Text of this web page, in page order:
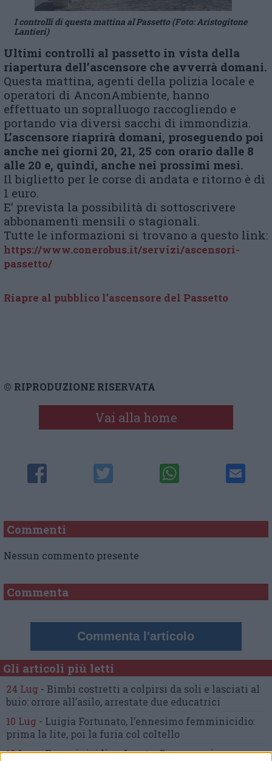
I controlli di questa mattina al Passetto (Foto: Aristogitone
Lantieri)
Ultimi controlli al passetto in vista della
riapertura dell’ascensore che avverrà domani.
Questa mattina, agenti della polizia locale e
operatori di AnconAmbiente, hanno
effettuato un sopralluogo raccogliendo e
portando via diversi sacchi di immondizia.
L’ascensore riaprirà domani, proseguendo poi
anche nei giorni 20, 21, 25 con orario dalle 8
alle 20 e, quindi, anche nei prossimi mesi.
Il biglietto per le corse di andata e ritorno è di
1 euro.
E’ prevista la possibilità di sottoscrivere
abbonamenti mensili o stagionali.
Tutte le informazioni si trovano a questo link:
https://www.conerobus.it/servizi/ascensori-
passetto/
Riapre al pubblico l’ascensore del Passetto
© RIPRODUZIONE RISERVATA
Vai alla home
Commenti
Nessun commento presente
Commenta
Commenta l'articolo
Gli articoli più letti
24 Lug - Bimbi costretti a colpirsi da soli e lasciati al
buio: orrore all’asilo, arrestate due educatrici
10 Lug - Luigia Fortunato, l’ennesimo femminicidio:
prima la lite, poi la furia col coltello
10 Lug-Femminicidio a Loreto.Donna uccisa a